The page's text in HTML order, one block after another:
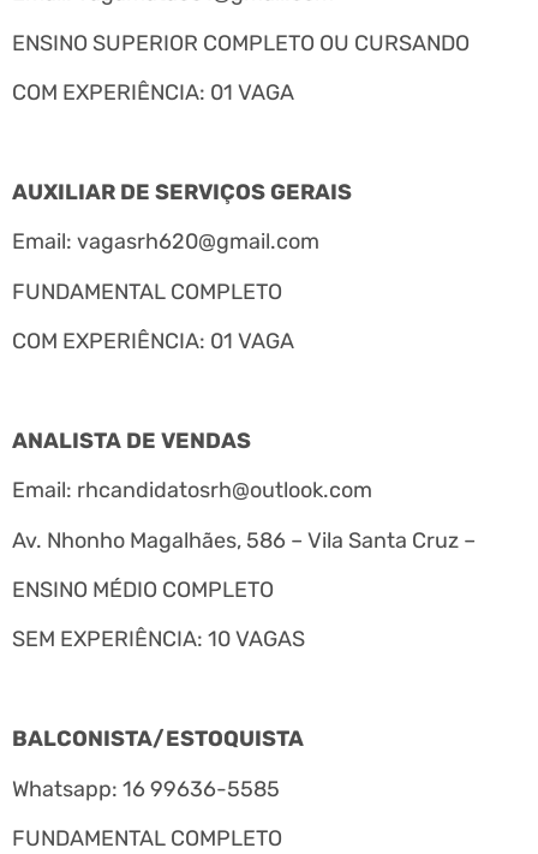
ENSINO SUPERIOR COMPLETO OU CURSANDO
COM EXPERIÊNCIA: 01 VAGA
AUXILIAR DE SERVIÇOS GERAIS
Email: vagasrh620@gmail.com
FUNDAMENTAL COMPLETO
COM EXPERIÊNCIA: 01 VAGA
ANALISTA DE VENDAS
Email: rhcandidatosrh@outlook.com
Av. Nhonho Magalhães, 586 – Vila Santa Cruz –
ENSINO MÉDIO COMPLETO
SEM EXPERIÊNCIA: 10 VAGAS
BALCONISTA/ESTOQUISTA
Whatsapp: 16 99636-5585
FUNDAMENTAL COMPLETO